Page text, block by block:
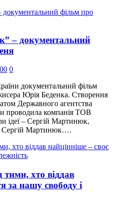
– документальний
0
документальний фільм
Юрія Беденка. Створення
Державного агентства
проводила компанія ТОВ
ідеї – Сергій Мартинюк,
Сергій Мартинюк….
хто віддав
за нашу свободу і